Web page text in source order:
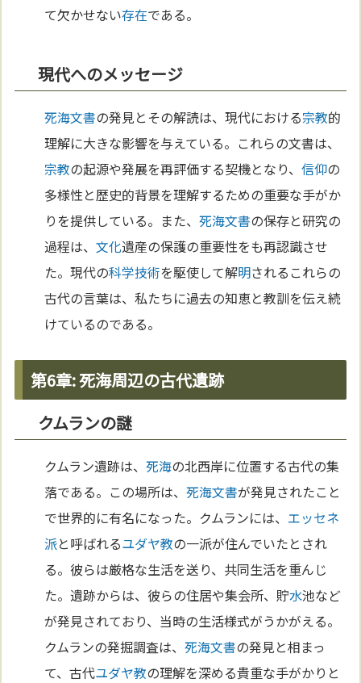
て欠かせない存在である。
現代へのメッセージ
死海文書の発見とその解読は、現代における宗教的
理解に大きな影響を与えている。これらの文書は、
宗教の起源や発展を再評価する契機となり、信仰の
多様性と歴史的背景を理解するための重要な手がか
りを提供している。また、死海文書の保存と研究の
過程は、文化遺産の保護の重要性をも再認識させ
た。現代の科学技術を駆使して解明されるこれらの
古代の言葉は、私たちに過去の知恵と教訓を伝え続
けているのである。
第6章: 死海周辺の古代遺跡
クムランの謎
クムラン遺跡は、死海の北西岸に位置する古代の集
落である。この場所は、死海文書が発見されたこと
で世界的に有名になった。クムランには、 エッセネ
派と呼ばれるユダヤ教の一派が住んでいたとされ
る。彼らは厳格な生活を送り、共同生活を重んじ
た。遺跡からは、彼らの住居や集会所、貯水池など
が発見されており、当時の生活様式がうかがえる。
クムランの発掘調査は、死海文書の発見と相まっ
て、古代ユダヤ教の理解を深める貴重な手がかりと